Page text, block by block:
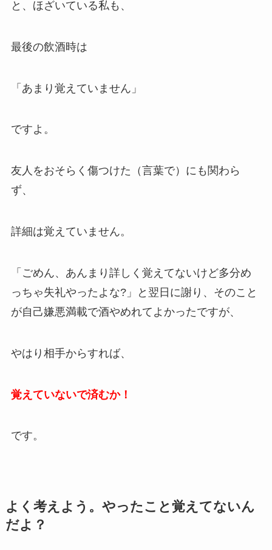
と、ほざいている私も、
最後の飲酒時は
「あまり覚えていません」
ですよ。
友人をおそらく傷つけた（言葉で）にも関わら
ず、
詳細は覚えていません。
「ごめん、あんまり詳しく覚えてないけど多分め
っちゃ失礼やったよな?」と翌日に謝り、そのこと
が自己嫌悪満載で酒やめれてよかったですが、
やはり相手からすれば、
覚えていないで済むか！
です。
よく考えよう。やったこと覚えてないん
だよ？